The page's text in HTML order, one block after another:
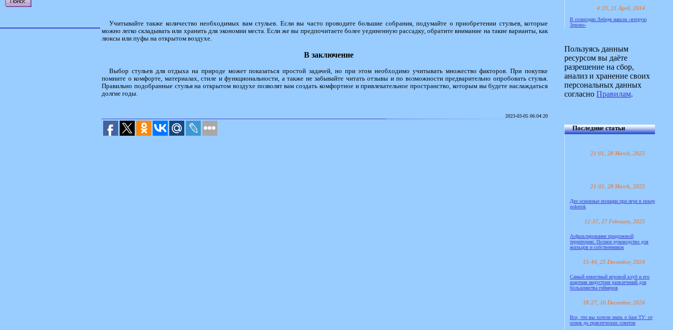
Учитывайте также количество необходимых вам стульев. Если вы часто проводите большие собрания, подумайте о приобретении стульев, которые
можно легко складывать или хранить для экономии места. Если же вы предпочитаете более уединенную рассадку, обратите внимание на такие варианты, как
люксы или пуфы на открытом воздухе.
В заключение
Выбор стульев для отдыха на природе может показаться простой задачей, но при этом необходимо учитывать множество факторов. При покупке
помните о комфорте, материалах, стиле и функциональности, а также не забывайте читать отзывы и по возможности предварительно опробовать стулья.
Правильно подобранные стулья на открытом воздухе позволят вам создать комфортное и привлекательное пространство, которым вы будете наслаждаться
долгие годы.
2023-03-05 06:04:20
4:23, 21 April, 2014
В созвездии Лебедя нашли «вторую
Землю»
Пользуясь данным
ресурсом вы даёте
разрешение на сбор,
анализ и хранение своих
персональных данных
согласно Правилам.
Последние статьи
21:01, 28 March, 2025
21:01, 28 March, 2025
Две основные позиции при игре в покер
pokerok
12:37, 27 February, 2025
Асфальтирование придомовой
территории: Полное руководство для
жильцов и собственников
15:44, 25 December, 2024
Самый известный игровой клуб и его
азартная индустрия развлечений для
большинства геймеров
18:27, 16 December, 2024
Все, что вы хотели знать о базе ТУ: от
основ до практических советов